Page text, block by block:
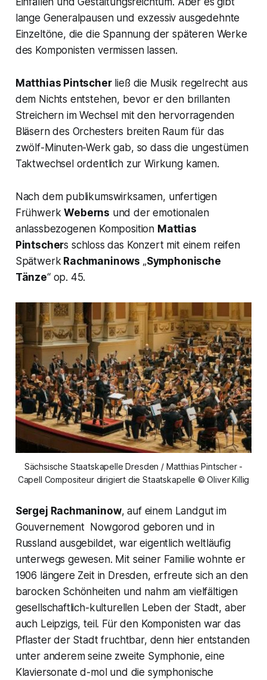
lange Generalpausen und exzessiv ausgedehnte
Einzeltöne, die die Spannung der späteren Werke
des Komponisten vermissen lassen.
Matthias Pintscherließ die Musik regelrecht aus
dem Nichts entstehen, bevor er den brillanten
Streichern im Wechsel mit den hervorragenden
Bläsern des Orchesters breiten Raum für das
zwölf-Minuten-Werk gab, so dass die ungestümen
Taktwechsel ordentlich zur Wirkung kamen.
Nach dem publikumswirksamen, unfertigen
FrühwerkWeberns und der emotionalen
anlassbezogenen Komposition Mattias
Pintschers schloss das Konzert mit einem reifen
Spätwerk Rachmaninows „Symphonische
Tänze“ op. 45.
Sächsische Staatskapelle Dresden / Matthias Pintscher -
Capell Compositeur dirigiert die Staatskapelle © Oliver Killig
Sergej Rachmaninow, auf einem Landgut im
Gouvernement Nowgorod geboren und in
Russland ausgebildet, war eigentlich weltläufig
unterwegs gewesen. Mit seiner Familie wohnte er
1906 längere Zeit in Dresden, erfreute sich an den
barocken Schönheiten und nahm am vielfältigen
gesellschaftlich-kulturellen Leben der Stadt, aber
auch Leipzigs, teil. Für den Komponisten war das
Pflaster der Stadt fruchtbar, denn hier entstanden
unter anderem seine zweite Symphonie, eine
Klaviersonate d-mol und die symphonische